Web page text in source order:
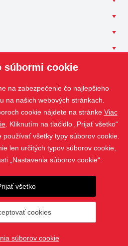
právom a ich sťahovanie alebo
povolenia je zakázané.
webProgress
súbormi cookie
na zabezpečenie čo najlepšieho
na našich webových stránkach.
cookie nájdete na stránke Viac
. Kliknutím na tlačidlo „Prijať všetko“
všetky typy súborov cookie.
len určitých typov súborov cookie,
„Nastavenia súborov cookie“.
všetko
cookies
súborov cookie